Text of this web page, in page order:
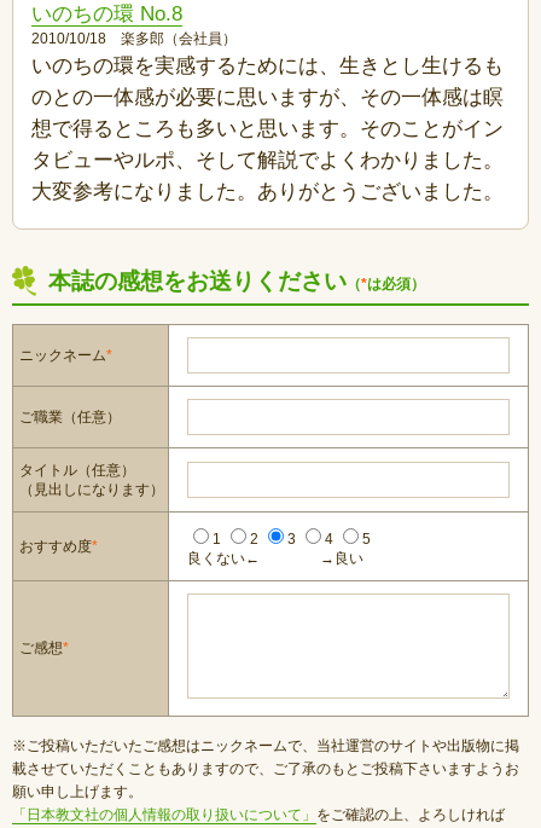
いのちの環 No.8
2010/10/18 楽多郎（会社員）
いのちの環を実感するためには、生きとし生けるも
のとの一体感が必要に思いますが、その一体感は瞑
想で得るところも多いと思います。そのことがイン
タビューやルポ、そして解説でよくわかりました。
大変参考になりました。ありがとうございました。
本誌の感想をお送りください （*は必須）
ニックネーム*
ご職業（任意）
タイトル（任意）
（見出しになります）
おすすめ度* 1 2 3 4
5
良くない←
→良い
ご感想*
※ご投稿いただいたご感想はニックネームで、当社運営のサイトや出版物に掲
載させていただくこともありますので、ご了承のもとご投稿下さいますようお
願い申し上げます。
「日本教文社の個人情報の取り扱いについて」 をご確認の上、よろしければ